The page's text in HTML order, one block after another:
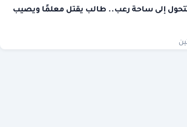
تتحول إلى ساحة رعب.. طالب يقتل معلمًا ويصيب